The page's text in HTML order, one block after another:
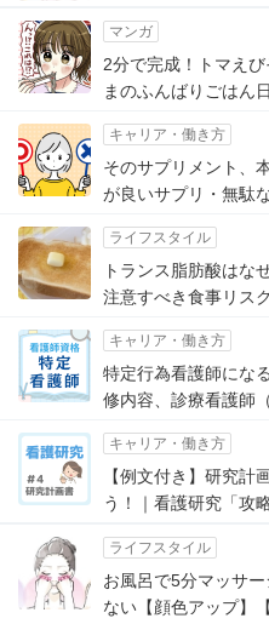
マンガ
2分で完成！トマえ
まのふんばりごはん
キャリア・働き方
そのサプリメント、
が良いサプリ・無駄
ライフスタイル
トランス脂肪酸はな
注意すべき食事リスク
キャリア・働き方
特定行為看護師にな
修内容、診療看護師
キャリア・働き方
【例文付き】研究計
う！｜看護研究「攻
ライフスタイル
お風呂で5分マッサ
ない【顔色アップ】